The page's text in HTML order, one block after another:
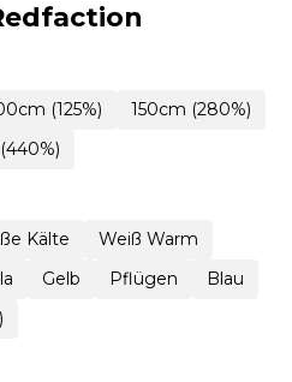
(125%)
150cm (280%)
Kälte
Weiß Warm
Gelb Pflügen
Blau